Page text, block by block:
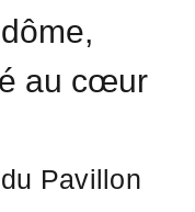
au cœur
Pavillon